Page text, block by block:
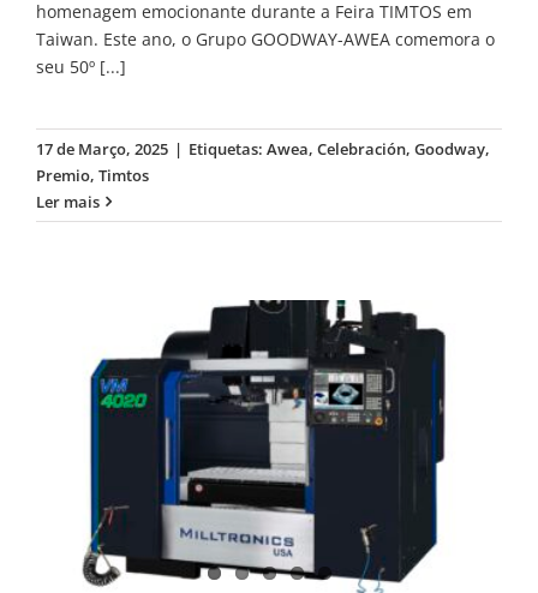
homenagem emocionante durante a Feira TIMTOS em
Taiwan. Este ano, o Grupo GOODWAY-AWEA comemora o
seu 50º [...]
17 de Março, 2025 | Etiquetas: Awea, Celebración, Goodway,
Premio, Timtos
Ler mais